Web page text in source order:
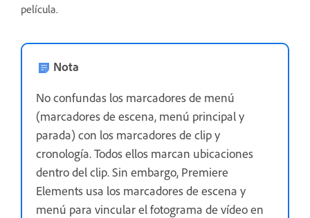
película.
Nota
No confundas los marcadores de menú
(marcadores de escena, menú principal y
parada) con los marcadores de clip y
cronología. Todos ellos marcan ubicaciones
dentro del clip. Sin embargo, Premiere
Elements usa los marcadores de escena y
menú para vincular el fotograma de vídeo en